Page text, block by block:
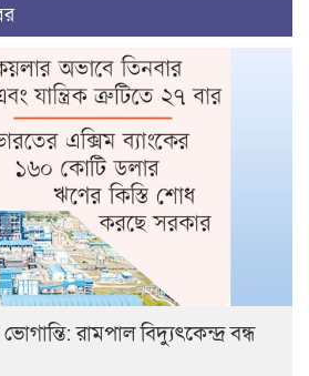
রামপাল বিদ্যুৎকেন্দ্র বন্ধ